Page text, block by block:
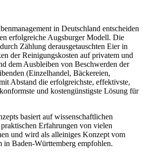
in Deutschland entscheiden
erfolgreiche Augsburger Modell. Die
Zählung derausgetauschten Eier in
der Reinigungskosten auf privatem und
dem Ausbleiben von Beschwerden der
(Einzelhandel, Bäckereien,
Abstand die erfolgreichste, effektivste,
und kostengünstigste Lösung für
basiert auf wissenschaftlichen
Erfahrungen von vielen
und wird als alleiniges Konzept vom
in Baden-Württemberg empfohlen.